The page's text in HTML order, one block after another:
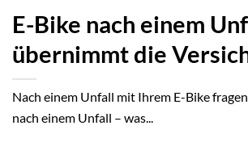
E-Bike nach einem
übernimmt die
Nach einem Unfall mit Ihrem E-Bike
nach einem Unfall – was...